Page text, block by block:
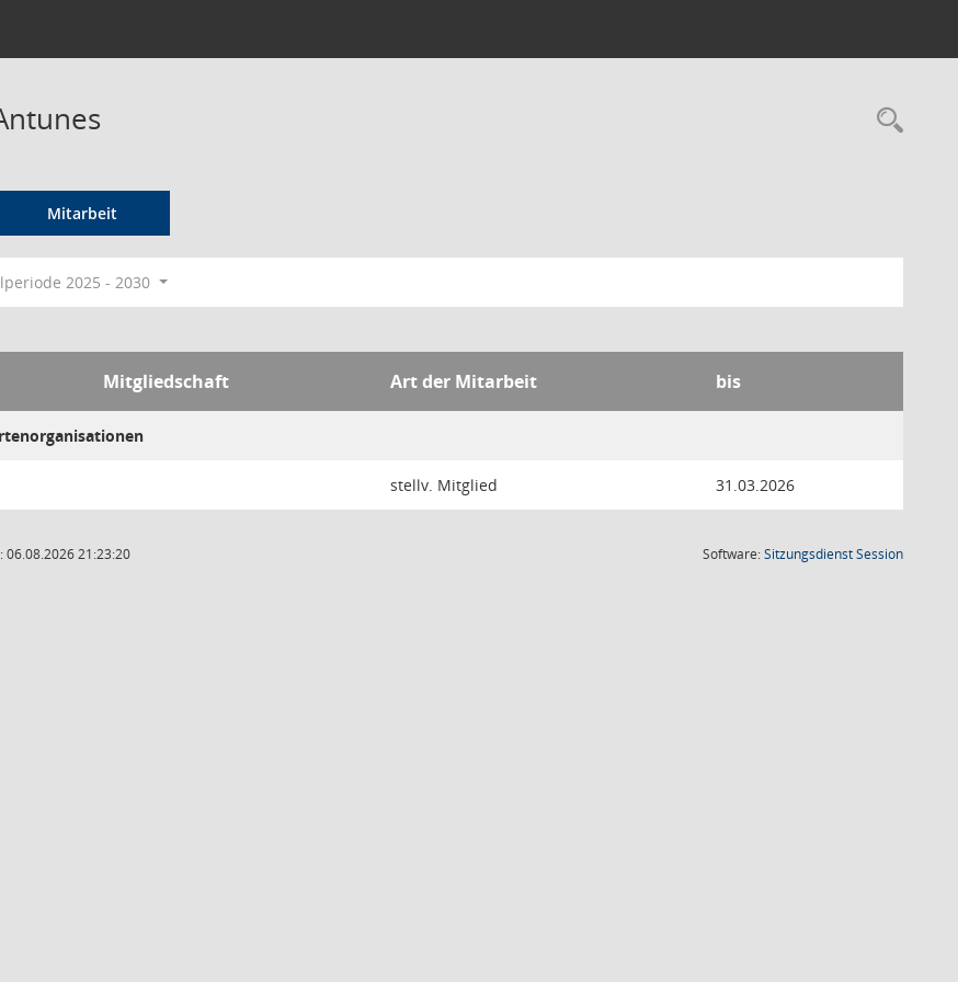
Mitarbeit
2025 - 2030
Mitgliedschaft Art der Mitarbeit bis
stellv. Mitglied 31.03.2026
21:23:20 Software:SitzungsdienstSession(Wird in